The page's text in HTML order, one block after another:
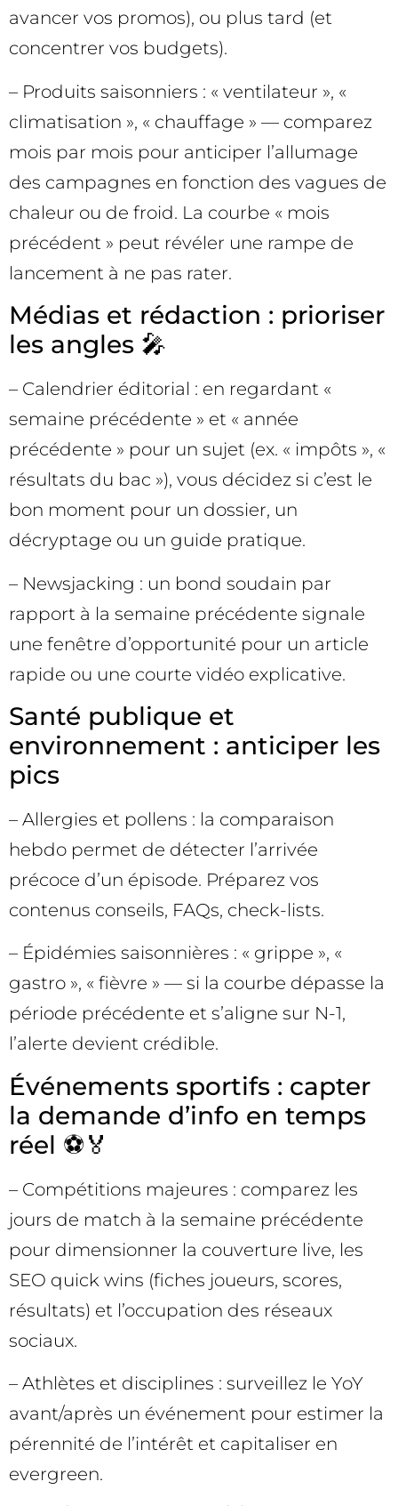
avancer vos promos), ou plus tard (et
concentrer vos budgets).
– Produits saisonniers : « ventilateur », «
climatisation », « chauffage » — comparez
mois par mois pour anticiper l’allumage
des campagnes en fonction des vagues de
chaleur ou de froid. La courbe « mois
précédent » peut révéler une rampe de
lancement à ne pas rater.
Médias et rédaction : prioriser
les angles 🎤
– Calendrier éditorial : en regardant «
semaine précédente » et « année
précédente » pour un sujet (ex. « impôts », «
résultats du bac »), vous décidez si c’est le
bon moment pour un dossier, un
décryptage ou un guide pratique.
– Newsjacking : un bond soudain par
rapport à la semaine précédente signale
une fenêtre d’opportunité pour un article
rapide ou une courte vidéo explicative.
Santé publique et
environnement : anticiper les
pics
– Allergies et pollens : la comparaison
hebdo permet de détecter l’arrivée
précoce d’un épisode. Préparez vos
contenus conseils, FAQs, check-lists.
– Épidémies saisonnières : « grippe », «
gastro », « fièvre » — si la courbe dépasse la
période précédente et s’aligne sur N-1,
l’alerte devient crédible.
Événements sportifs : capter
la demande d’info en temps
réel ⚽🏅
– Compétitions majeures : comparez les
jours de match à la semaine précédente
pour dimensionner la couverture live, les
SEO quick wins (fiches joueurs, scores,
résultats) et l’occupation des réseaux
sociaux.
– Athlètes et disciplines : surveillez le YoY
avant/après un événement pour estimer la
pérennité de l’intérêt et capitaliser en
evergreen.